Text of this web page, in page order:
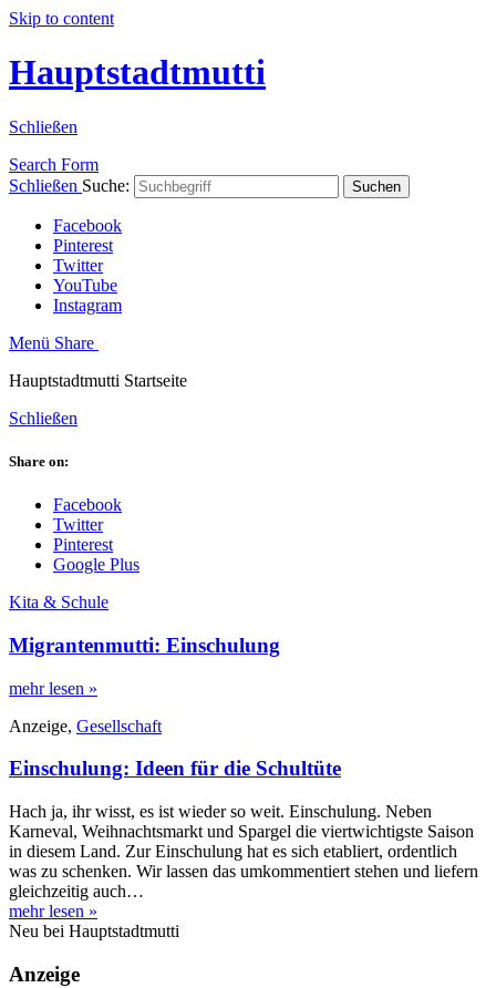
Skip to content
Hauptstadtmutti
Schließen
Search Form
Schließen Suche: Suchen
Facebook
Pinterest
Twitter
YouTube
Instagram
Menü Share
Hauptstadtmutti Startseite
Schließen
Share on:
Facebook
Twitter
Pinterest
Google Plus
Kita & Schule
Migrantenmutti: Einschulung
mehr lesen »
Anzeige, Gesellschaft
Einschulung: Ideen für die Schultüte
Hach ja, ihr wisst, es ist wieder so weit. Einschulung. Neben
Karneval, Weihnachtsmarkt und Spargel die viertwichtigste Saison
in diesem Land. Zur Einschulung hat es sich etabliert, ordentlich
was zu schenken. Wir lassen das umkommentiert stehen und liefern
gleichzeitig auch…
mehr lesen »
Neu bei Hauptstadtmutti
Anzeige